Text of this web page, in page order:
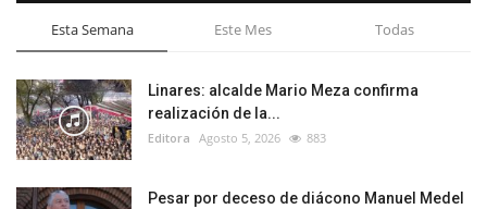
Esta Semana Este Mes Todas
Linares: alcalde Mario Meza confirma
realización de la...
Editora Agosto 5, 2026 883
Pesar por deceso de diácono Manuel Medel